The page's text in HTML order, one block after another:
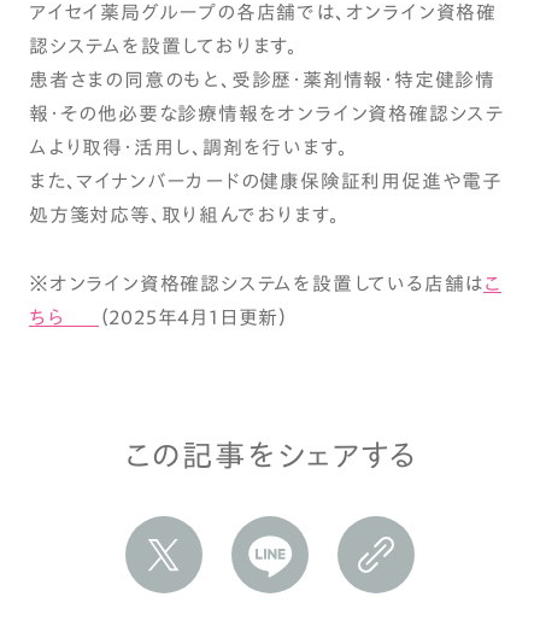
アイセイ薬局グループの各店舗では、オンライン資格確
認システムを設置しております。
患者さまの同意のもと、受診歴・薬剤情報・特定健診情
報・その他必要な診療情報をオンライン資格確認システ
ムより取得・活用し、調剤を行います。
また、マイナンバーカードの健康保険証利用促進や電子
処方箋対応等、取り組んでおります。
※オンライン資格確認システムを設置している店舗はこ
ちら
（2025年4月1日更新）
この記事をシェアする